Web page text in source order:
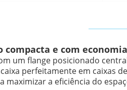
compacta e com
um flange posicionado
perfeitamente em caixas
maximizar a eficiência do